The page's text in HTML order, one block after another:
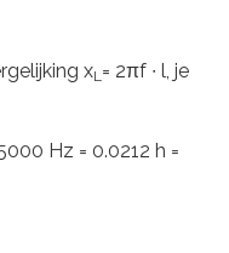
xL = 2πf ∙ l, je
Hz = 0.0212 h =